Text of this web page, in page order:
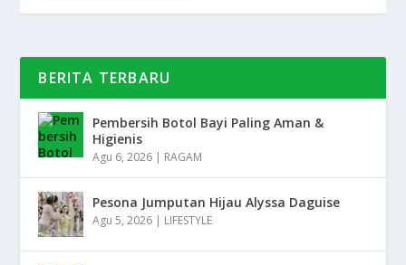
BERITA TERBARU
Pembersih Botol Bayi Paling Aman &
Higienis
Agu 6, 2026 | RAGAM
Pesona Jumputan Hijau Alyssa Daguise
Agu 5, 2026 | LIFESTYLE